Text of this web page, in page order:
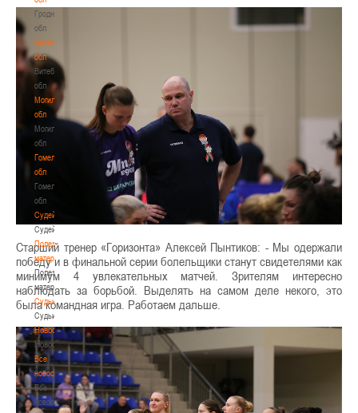
Гродненская
обл
Витебская
обл
Витебская
обл
Могилевская
обл
Могилевская
обл
Гомельская
обл
Гомельская
обл
Судейство
Судейство
Полезные
материалы
Полезные
материалы
Судьи
Судьи
Новости
Новости
Все
новости
Все
новости
Старший тренер «Горизонта» Алексей Пынтиков: - Мы одержали
победу и в финальной серии болельщики станут свидетелями как
минимум 4 увлекательных матчей. Зрителям интересно
наблюдать за борьбой. Выделять на самом деле некого, это
была командная игра. Работаем дальше.